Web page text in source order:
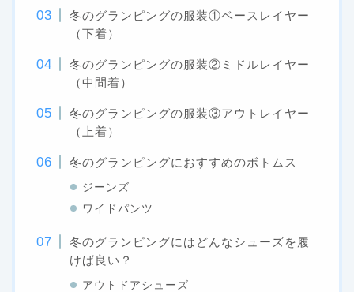
冬のグランピングの服装①ベースレイヤー
（下着）
冬のグランピングの服装②ミドルレイヤー
（中間着）
冬のグランピングの服装③アウトレイヤー
（上着）
冬のグランピングにおすすめのボトムス
ジーンズ
ワイドパンツ
冬のグランピングにはどんなシューズを履
けば良い？
アウトドアシューズ